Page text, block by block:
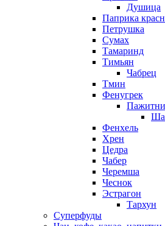
Душица
Паприка
Петрушка
Сумах
Тамаринд
Тимьян
Чабрец
Тмин
Фенугрек
Фенхель
Хрен
Цедра
Чабер
Черемша
Чеснок
Эстрагон
Тархун
Суперфуды